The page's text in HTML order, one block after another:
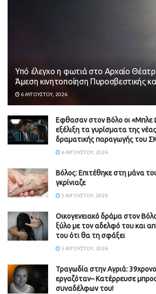
Υπό έλεγχο η φωτιά στο Αρχαίο
Άμεση κινητοποίηση Πυροσβεστικής
6 ΑΥΓΟΎΣΤΟΥ, 2026
Εφθασαν στον Βόλο οι «Μπλε
εξέλιξη τα γυρίσματα της
δραματικής παραγωγής του
6 ΑΥΓΟΎΣΤΟΥ, 2026
Βόλος: Επιτέθηκε στη μάνα
γκρίνιαζε
5 ΑΥΓΟΎΣΤΟΥ, 2026
Οικογενειακό δράμα στον
ξύλο με τον αδελφό του και
του ότι θα τη σφάξει
5 ΑΥΓΟΎΣΤΟΥ, 2026
Τραγωδία στην Αγριά:
εργαζόταν– Κατέρρευσε
συναδέλφων του!